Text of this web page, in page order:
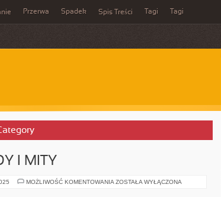
Przerwa Spadek Spis Treści Tagi Tagi
I MITY
MOŻLIWOŚĆ KOMENTOWANIA CHIŃSKIE
ZOSTAŁA WYŁĄCZONA